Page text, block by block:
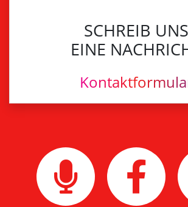
SCHREIB UNS
EINE